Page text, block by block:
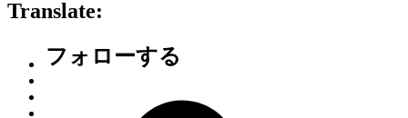
Category
–
Translate:
フォローする